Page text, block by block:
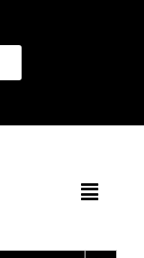
Search Button